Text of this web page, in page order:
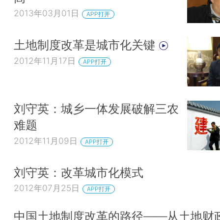
2013年03月01日 APP打开
土地制度改革是城市化关键
2012年11月17日 APP打开
刘守英：城乡一体发展破解三农
难题
2012年11月09日 APP打开
刘守英：改革城市化模式
2012年07月25日 APP打开
中国土地制度改革的路径——从土地财